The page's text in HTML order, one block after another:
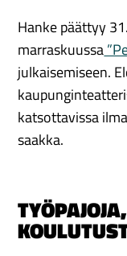
Hanke päättyy
marraskuussa
julkaisemiseen.
katsottavissa
saakka.